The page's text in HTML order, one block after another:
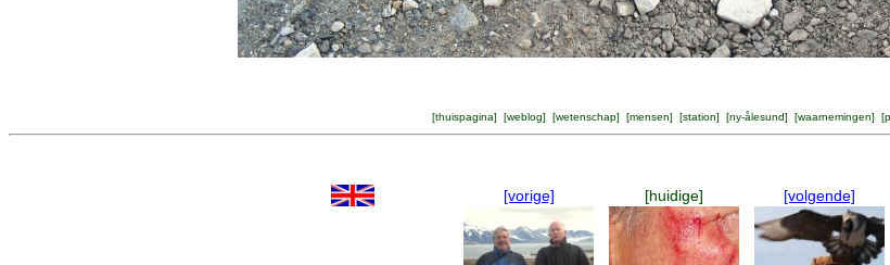
[thuispagina] [weblog] [wetenschap] [mensen] [station] [ny-ålesund] [waarnemingen] [
[vorige] [huidige] [volgende]